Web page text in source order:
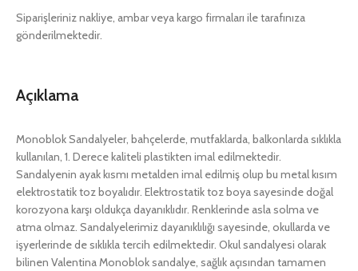
Siparişleriniz nakliye, ambar veya kargo firmaları ile tarafınıza
gönderilmektedir.
Açıklama
Monoblok Sandalyeler, bahçelerde, mutfaklarda, balkonlarda sıklıkla
kullanılan, 1. Derece kaliteli plastikten imal edilmektedir.
Sandalyenin ayak kısmı metalden imal edilmiş olup bu metal kısım
elektrostatik toz boyalıdır. Elektrostatik toz boya sayesinde doğal
korozyona karşı oldukça dayanıklıdır. Renklerinde asla solma ve
atma olmaz. Sandalyelerimiz dayanıklılığı sayesinde, okullarda ve
işyerlerinde de sıklıkla tercih edilmektedir. Okul sandalyesi olarak
bilinen Valentina Monoblok sandalye, sağlık açısından tamamen